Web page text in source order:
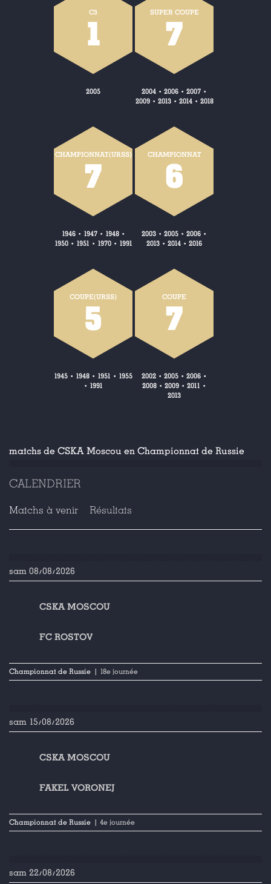
C3
1
2005
SUPER COUPE
7
2004 • 2006 • 2007 •
2009• 2013• 2014• 2018
CHAMPIONNAT(URSS)
7
1946• 1947• 1948•
1950• 1951 • 1970• 1991
CHAMPIONNAT
6
2003 • 2005 • 2006 •
2013 • 2014 • 2016
COUPE(URSS)
5
1945 • 1948 • 1951 • 1955
• 1991
COUPE
7
2002 • 2005 • 2006 •
2008 • 2009 • 2011 •
2013
matchs de CSKA Moscou en Championnat de Russie
CALENDRIER
Matchs à venir Résultats
sam 08/08/2026
CSKA MOSCOU
FC ROSTOV
Championnat de Russie | 18e journée
sam 15/08/2026
CSKA MOSCOU
FAKEL VORONEJ
Championnat de Russie | 4e journée
sam 22/08/2026